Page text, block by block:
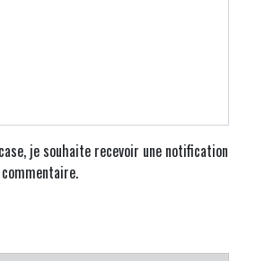
je souhaite recevoir une notification
commentaire.